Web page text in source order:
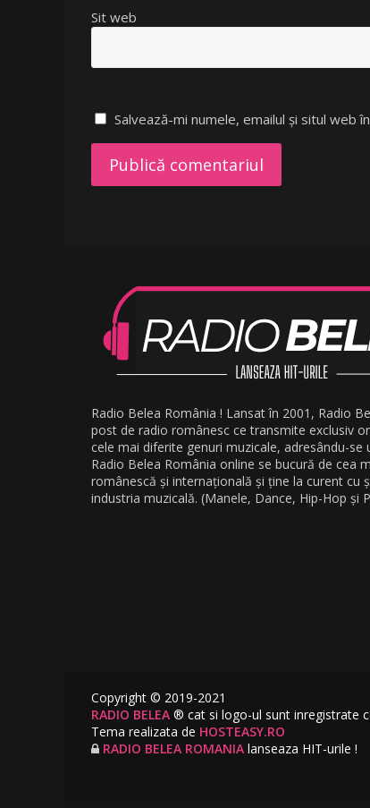
Sit web
Salvează-mi numele, emailul și situl web
Radio Belea România ! Lansat în 2001, Radio
post de radio românesc ce transmite exclusiv
cele mai diferite genuri muzicale, adresându-se
Radio Belea România online se bucură de cea
românescă și internațională și ține la curent cu
industria muzicală. (Manele, Dance, Hip-Hop și
Copyright © 2019-2021
RADIO BELEA ® cat si logo-ul sunt inregistrate
Tema realizata de HOSTEASY.RO
RADIO BELEA ROMANIA lanseaza HIT-urile !